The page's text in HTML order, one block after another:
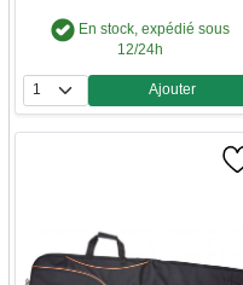
En stock, expédié sous
12/24h
Quantité
Ajouter